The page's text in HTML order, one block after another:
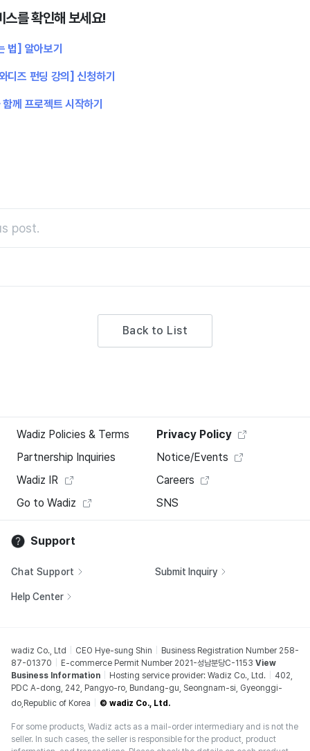
스를 확인해 보세요!
법] 알아보기
디즈 펀딩 강의] 신청하기
께 프로젝트 시작하기
post.
Back to List
Wadiz Policies & Terms
Privacy Policy
Partnership Inquiries
Notice/Events
Wadiz IR
Careers
Go to Wadiz
SNS
Support
Chat Support Submit Inquiry
Help Center
wadiz Co., Ltd CEO Hye-sung Shin
Business Registration Number 258-
87-01370
E-commerce Permit Number 2021-성남분당C-1153 View
Business Information
Hosting service provider: Wadiz Co., Ltd.
402,
PDC A-dong, 242, Pangyo-ro, Bundang-gu, Seongnam-si, Gyeonggi-
do,Republic of Korea
© wadiz Co., Ltd.
For some products, Wadiz acts as a mail-order intermediary and is not the
seller. In such cases, the seller is responsible for the product, product